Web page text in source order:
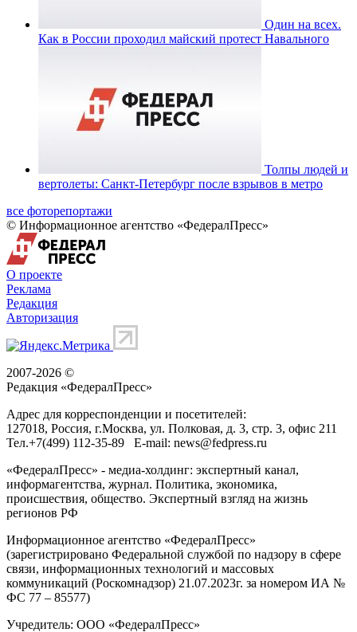
Один на всех.
Как в России проходил майский протест Навального
Толпы людей и
вертолеты: Санкт-Петербург после взрывов в метро
все фоторепортажи
© Информационное агентство «ФедералПресс»
О проекте
Реклама
Редакция
Авторизация
2007-2026 ©
Редакция «ФедералПресс»
Адрес для корреспонденции и посетителей:
127018, Россия, г.Москва, ул. Полковая, д. 3, стр. 3, офис 211
Тел.+7(499) 112-35-89 E-mail: news@fedpress.ru
«ФедералПресс» - медиа-холдинг: экспертный канал,
информагентства, журнал. Политика, экономика,
происшествия, общество. Экспертный взгляд на жизнь
регионов РФ
Информационное агентство «ФедералПресс»
(зарегистрировано Федеральной службой по надзору в сфере
связи, информационных технологий и массовых
коммуникаций (Роскомнадзор) 21.07.2023г. за номером ИА №
ФС 77 – 85577)
Учредитель: ООО «ФедералПресс»